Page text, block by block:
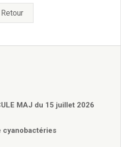
voir
formalités
règlementation
listes électorales
Retour
MAJ du 15 juillet 2026
cyanobactéries